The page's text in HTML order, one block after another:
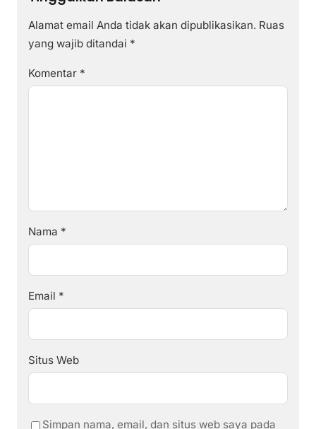
Alamat email Anda tidak akan dipublikasikan. Ruas
yang wajib ditandai *
Komentar *
Nama *
Email *
Situs Web
Simpan nama, email, dan situs web saya pada